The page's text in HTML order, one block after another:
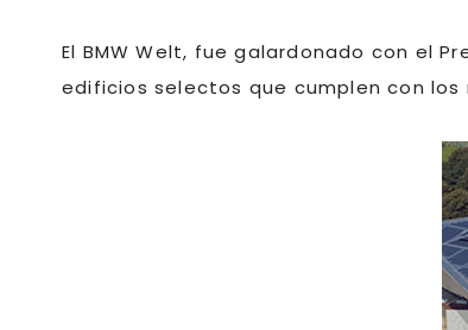
El BMW Welt, fue galardonado con el
edificios selectos que cumplen con